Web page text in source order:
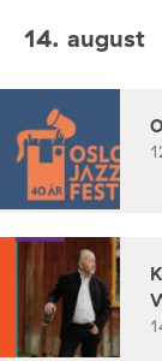
14. august